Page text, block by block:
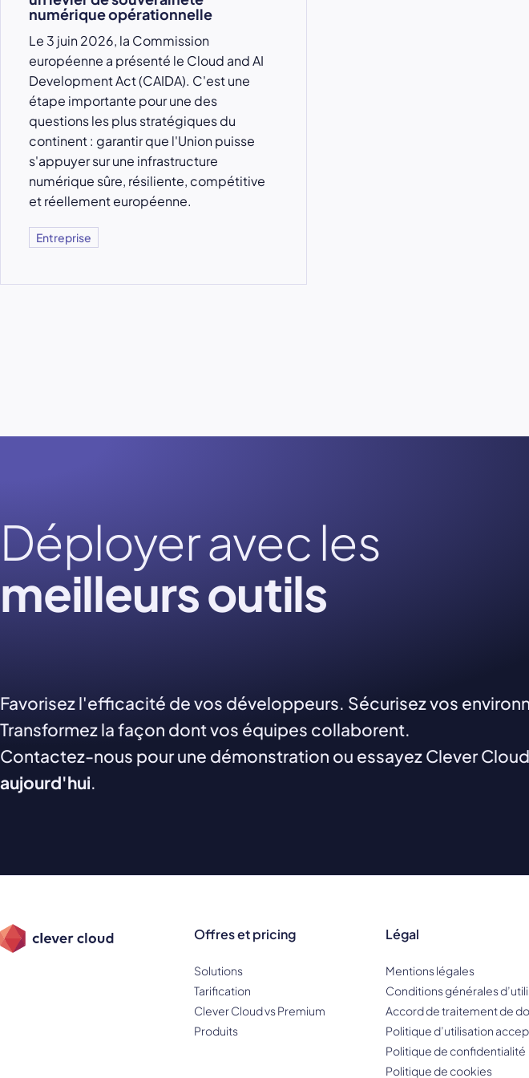
numérique opérationnelle
Le 3 juin 2026, la Commission
européenne a présenté le Cloud and AI
Development Act (CAIDA). C'est une
étape importante pour une des
questions les plus stratégiques du
continent : garantir que l'Union puisse
s'appuyer sur une infrastructure
numérique sûre, résiliente, compétitive
et réellement européenne.
Entreprise
Déployer avec les
meilleurs outils
Favorisez l'efficacité de vos développeurs. Sécurisez vos
Transformez la façon dont vos équipes collaborent.
Contactez-nous pour une démonstration ou essayez Clever Cloud
aujourd'hui.
Offres et pricing
Solutions
Tarification
Clever Cloud vs Premium
Produits
Légal
Mentions légales
Conditions générales
Accord de traitement de
Politique d’utilisation
Politique de confidentialité
Politique de cookies